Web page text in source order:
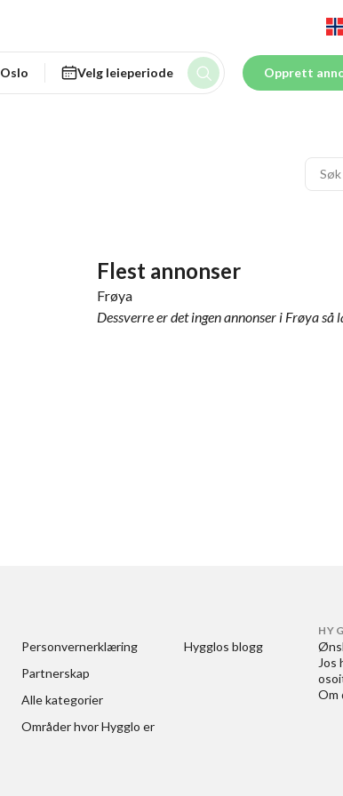
Oslo Velg leieperiode Opprett
Flest annonser
Frøya
Dessverre er det ingen annonser i Frøya så
Personvernerklæring
Partnerskap
Alle kategorier
Områder hvor Hygglo er
Hygglos blogg
Jos
Om